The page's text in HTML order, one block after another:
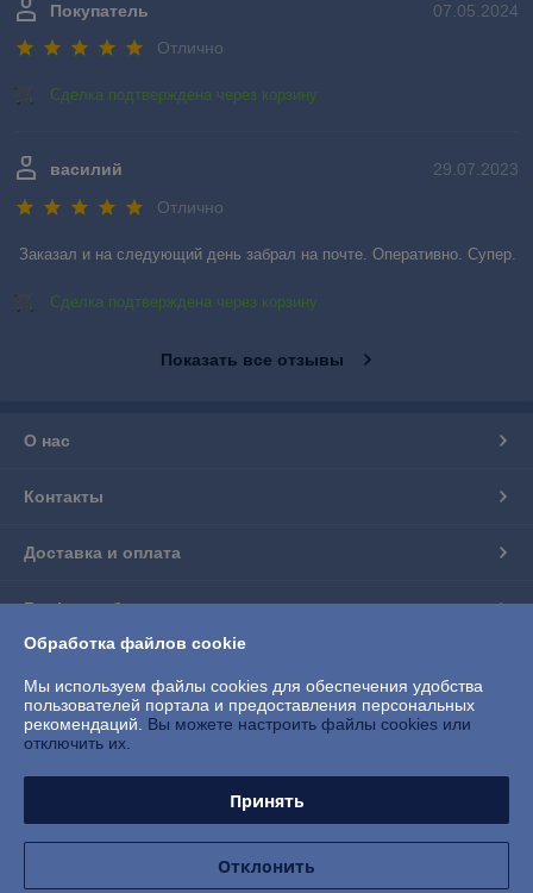
07.05.2024
Покупатель
Отлично
Сделка подтверждена через корзину
29.07.2023
василий
Отлично
Заказал и на следующий день забрал на почте. Оперативно. Супер.
Сделка подтверждена через корзину
Показать все отзывы
О нас
Контакты
Доставка и оплата
График работы
Политика обработки cookies
Сайт создан на платформе Deal.by
Обработка файлов cookie
Мы используем файлы cookies для обеспечения удобства
пользователей портала и предоставления персональных
рекомендаций. Вы можете настроить файлы cookies или
отключить их.
Принять
Отклонить